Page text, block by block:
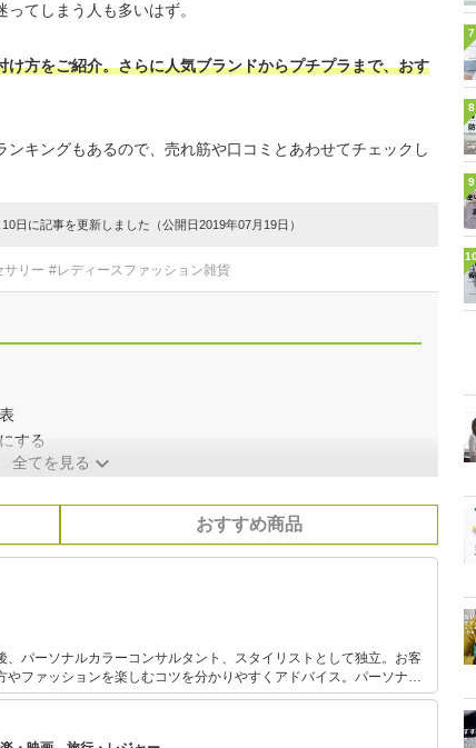
てしまう人も多いはず。
け方をご紹介。さらに人気ブランドからプチプラまで、おす
キングもあるので、売れ筋や口コミとあわせてチェックし
日に記事を更新しました（公開日2019年07月19日）
サリー #レディースファッション雑貨
する
全てを見る
おすすめ商品
、パーソナルカラーコンサルタント、スタイリストとして独立。お客
やファッションを楽しむコツを分かりやすくアドバイス。パーソナル
っており実績と定評がある。 また、FPとしても活動して
の女性に向けた「はじめての投資セミナー」を開催中。お金とファッ
7
8
9